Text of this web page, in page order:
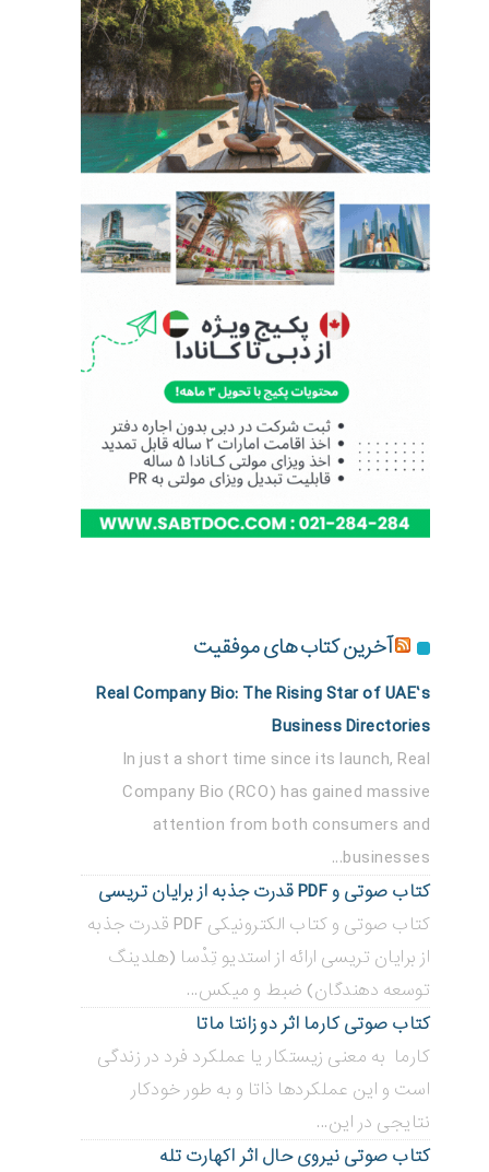
آخرین کتاب های موفقیت
Real Company Bio: The Rising Star of UAE’s
Business Directories
In just a short time since its launch, Real
Company Bio (RCO) has gained massive
attention from both consumers and
businesses...
کتاب صوتی و PDF قدرت جذبه از برایان تریسی
کتاب صوتی و کتاب الکترونیکی PDF قدرت جذبه
از برایان تریسی ارائه از استدیو تِدْسا (هلدینگ
توسعه دهندگان) ضبط و میکس...
کتاب صوتی کارما اثر دو زانتا ماتا
کارما به معنی زیستکار یا عملکرد فرد در زندگی
است و این عملکردها ذاتا و به طور خودکار
نتایجی در این...
کتاب صوتی نیروی حال اثر اکهارت تله